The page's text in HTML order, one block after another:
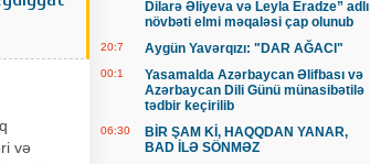
və
Dilarə Əliyeva və Leyla Eradze” adlı
növbəti elmi məqaləsi çap olunub
20:7 Aygün Yavərqızı: "DAR AĞACI"
00:1
Yasamalda Azərbaycan Əlifbası və
Azərbaycan Dili Günü münasibətilə
tədbir keçirilib
06:30
BİR ŞAM Kİ, HAQQDAN YANAR,
BAD İLƏ SÖNMƏZ